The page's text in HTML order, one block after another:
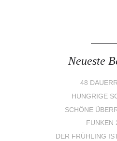
Neueste
48
HUNGRIGE
SCHÖNE
FUNKEN
DER FRÜHLING